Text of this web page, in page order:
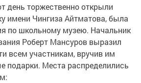
день торжественно открыли
имени Чингиза Айтматова, была
по школьному музею. Начальник
Роберт Мансуров выразил
всем участникам, вручив им
подарки. Места распределились